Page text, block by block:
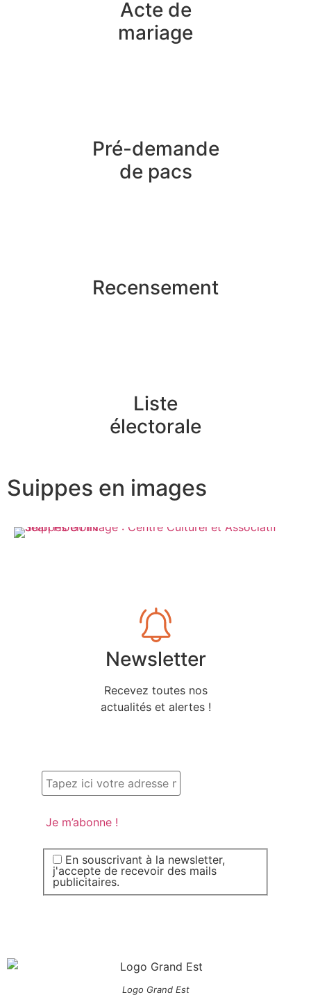
Acte de
mariage
Pré-demande
de pacs
Recensement
Liste
électorale
Suippes en images
Newsletter
Recevez toutes nos
actualités et alertes !
En souscrivant à la newsletter,
j'accepte de recevoir des mails
publicitaires.
Logo Grand Est